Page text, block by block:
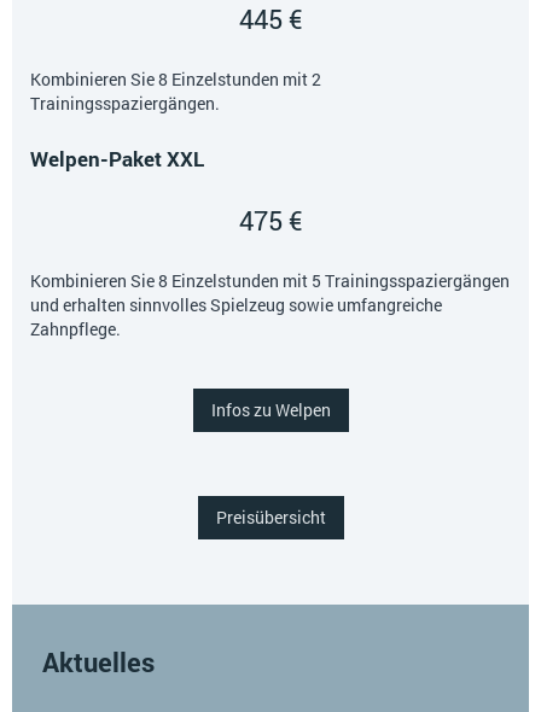
445 €
Kombinieren Sie 8 Einzelstunden mit 2
Trainingsspaziergängen.
Welpen-Paket XXL
475 €
Kombinieren Sie 8 Einzelstunden mit 5 Trainingsspaziergängen
und erhalten sinnvolles Spielzeug sowie umfangreiche
Zahnpflege.
Infos zu Welpen
Preisübersicht
Aktuelles